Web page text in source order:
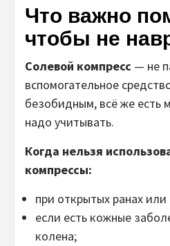
Что важно
чтобы не
Солевой компресс — не
вспомогательное
безобидным, всё же есть
надо учитывать.
Когда нельзя
компрессы:
при открытых ранах или
если есть кожные
колена;